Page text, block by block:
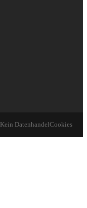
Kein DatenhandelCookies